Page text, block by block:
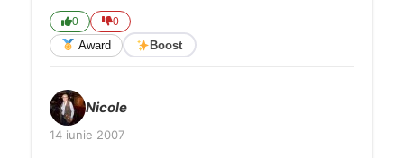
0 0
Award Boost
Nicole
14 iunie 2007